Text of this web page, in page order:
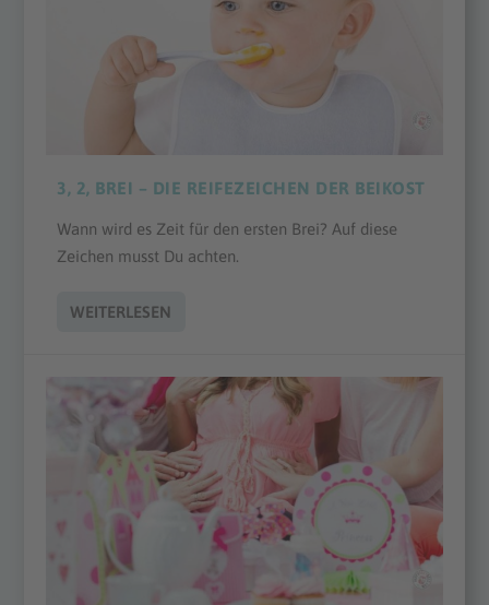
3, 2, BREI – DIE REIFEZEICHEN DER BEIKOST
Wann wird es Zeit für den ersten Brei? Auf diese
Zeichen musst Du achten.
WEITERLESEN